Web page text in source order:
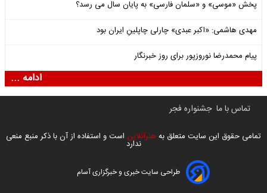
پخش «موسی» و «سلمان فارسی» به پایان سال می رسد؟
مهدی هاشمی: «اکبر عبدی» چارلی چاپلینِ ایران بود
پیام محمدرضا نوروزپور برای روز خبرنگار
ادامه ...
تماس با ما جشنواره فجر
تمامی حقوق این سایت متعلق به هنرآنلاین است و استفاده از آن با ذکر منبع منعی
ندارد
طراحی سایت خبری و خبرگزاری آسام